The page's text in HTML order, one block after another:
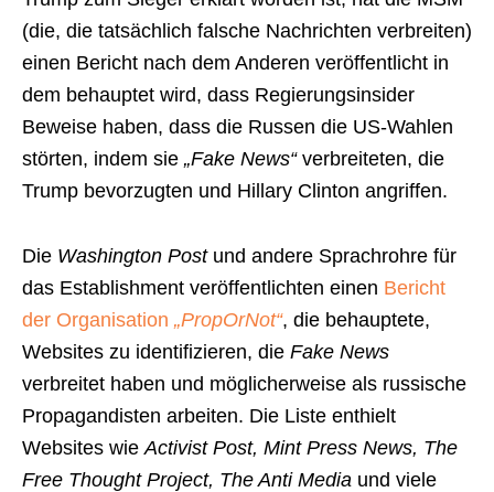
(die, die tatsächlich falsche Nachrichten verbreiten)
einen Bericht nach dem Anderen veröffentlicht in
dem behauptet wird, dass Regierungsinsider
Beweise haben, dass die Russen die US-Wahlen
störten, indem sie „Fake News“verbreiteten, die
Trump bevorzugten und Hillary Clinton angriffen.
Die Washington Postund andere Sprachrohre für
das Establishment veröffentlichten einen Bericht
der Organisation „PropOrNot“, die behauptete,
Websites zu identifizieren, die Fake News
verbreitet haben und möglicherweise als russische
Propagandisten arbeiten. Die Liste enthielt
Websites wieActivist Post, Mint Press News, The
Free Thought Project, The Anti Media und viele